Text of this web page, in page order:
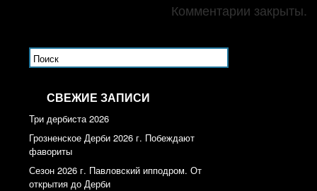
Комментарии закрыты.
СВЕЖИЕ ЗАПИСИ
Три дербиста 2026
Грозненское Дерби 2026 г. Побеждают
фавориты
Сезон 2026 г. Павловский ипподром. От
открытия до Дерби